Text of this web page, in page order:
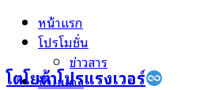
Skip
โตโยต้าโปรแรงเวอร์
หน้าแรก
โปรโมชั่น
ข่าวสาร
ป้ายแดง